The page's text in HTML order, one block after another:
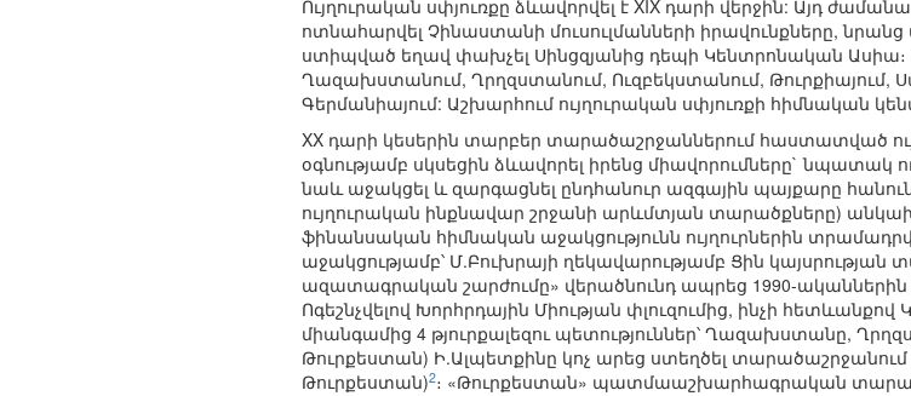
Ույղուրական սփյուռքը ձևավորվել է XIX դարի վերջին: Այդ
ոտնահարվել Չինաստանի մուսուլմանների իրավունքները,
ստիպված եղավ փախչել Սինցզյանից դեպի Կենտրոնական Ասիա։
Ղազախստանում, Ղրղզստանում, Ուզբեկստանում, Թուրքիայում,
Գերմանիայում: Աշխարհում ույղուրական սփյուռքի հիմնական
XX դարի կեսերին տարբեր տարածաշրջաններում հաստատված
օգնությամբ սկսեցին ձևավորել իրենց միավորումները` նպատակ
նաև աջակցել և զարգացնել ընդհանուր ազգային պայքարը
ույղուրական ինքնավար շրջանի արևմտյան տարածքները)
ֆինանսական հիմնական աջակցությունն ույղուրներին
աջակցությամբ՝ Մ.Բուխրայի ղեկավարությամբ Ցին
ազատագրական շարժումը» վերածնունդ ապրեց 1990-ականներին
Ոգեշնչվելով Խորհրդային Միության փլուզումից, ինչի
միանգամից 4 թյուրքալեզու պետություններ՝ Ղազախստանը,
Թուրքեստան) Ի.Ալպետքինը կոչ արեց ստեղծել տարածաշրջանում
Թուրքեստան)2։ «Թուրքեստան» պատմաաշխարհագրական